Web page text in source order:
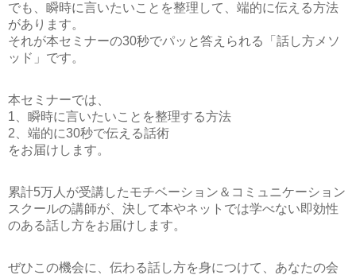
でも、瞬時に言いたいことを整理して、端的に伝える方法
があります。
それが本セミナーの30秒でパッと答えられる「話し方メソ
ッド」 です。
本セミナーでは、
1、瞬時に言いたいことを整理する方法
2、端的に30秒で伝える話術
をお届けします。
累計5万人が受講したモチベーション＆コミュニケーション
スクールの講師が、決して本やネットでは学べない即効性
のある話し方をお届けします。
ぜひこの機会に、伝わる話し方を身につけて、あなたの会